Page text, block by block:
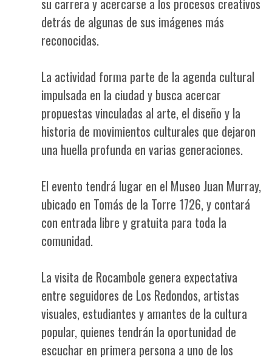
detrás de algunas de sus imágenes más
reconocidas.
La actividad forma parte de la agenda cultural
impulsada en la ciudad y busca acercar
propuestas vinculadas al arte, el diseño y la
historia de movimientos culturales que dejaron
una huella profunda en varias generaciones.
El evento tendrá lugar en el Museo Juan Murray,
ubicado en Tomás de la Torre 1726, y contará
con entrada libre y gratuita para toda la
comunidad.
La visita de Rocambole genera expectativa
entre seguidores de Los Redondos, artistas
visuales, estudiantes y amantes de la cultura
popular, quienes tendrán la oportunidad de
escuchar en primera persona a uno de los